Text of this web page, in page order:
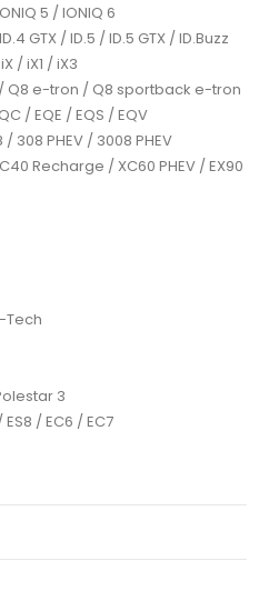
5 / IONIQ 6
GTX / ID.5 / ID.5 GTX / ID.Buzz
/ iX1 / iX3
e-tron / Q8 sportback e-tron
/ EQE / EQS / EQV
PHEV / 3008 PHEV
Recharge / XC60 PHEV / EX90
Tech
3
ES8 / EC6 / EC7